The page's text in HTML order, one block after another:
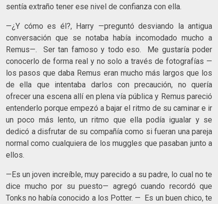
sentía extraño tener ese nivel de confianza con ella.
—¿Y cómo es él?, Harry —preguntó desviando la antigua
conversación que se notaba había incomodado mucho a
Remus—. Ser tan famoso y todo eso. Me gustaría poder
conocerlo de forma real y no solo a través de fotografías —
los pasos que daba Remus eran mucho más largos que los
de ella que intentaba darlos con precaución, no quería
ofrecer una escena allí en plena vía pública y Remus pareció
entenderlo porque empezó a bajar el ritmo de su caminar e ir
un poco más lento, un ritmo que ella podía igualar y se
dedicó a disfrutar de su compañía como si fueran una pareja
normal como cualquiera de los muggles que pasaban junto a
ellos.
—Es un joven increíble, muy parecido a su padre, lo cual no te
dice mucho por su puesto— agregó cuando recordó que
Tonks no había conocido a los Potter. — Es un buen chico, te